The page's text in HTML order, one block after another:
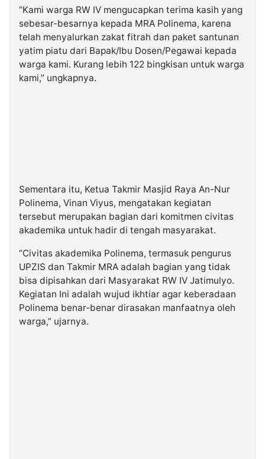
“Kami warga RW IV mengucapkan terima kasih yang
sebesar-besarnya kepada MRA Polinema, karena
telah menyalurkan zakat fitrah dan paket santunan
yatim piatu dari Bapak/Ibu Dosen/Pegawai kepada
warga kami. Kurang lebih 122 bingkisan untuk warga
kami,” ungkapnya.
Sementara itu, Ketua Takmir Masjid Raya An-Nur
Polinema, Vinan Viyus, mengatakan kegiatan
tersebut merupakan bagian dari komitmen civitas
akademika untuk hadir di tengah masyarakat.
“Civitas akademika Polinema, termasuk pengurus
UPZIS dan Takmir MRA adalah bagian yang tidak
bisa dipisahkan dari Masyarakat RW IV Jatimulyo.
Kegiatan Ini adalah wujud ikhtiar agar keberadaan
Polinema benar-benar dirasakan manfaatnya oleh
warga,” ujarnya.